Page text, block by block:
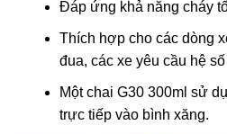
Đáp ứng khả năng cháy
Thích hợp cho các dòng
đua, các xe yêu cầu hệ
Một chai G30 300ml sử
trực tiếp vào bình xăng.